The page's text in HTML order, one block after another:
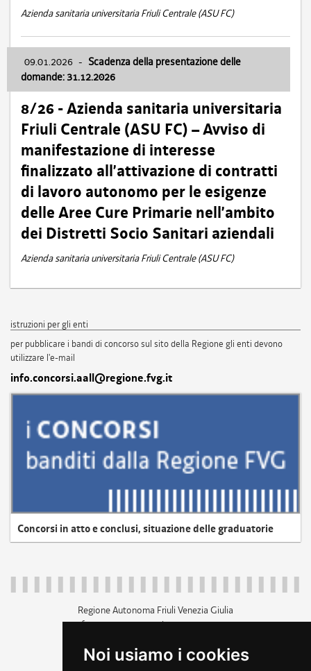
Noi usiamo i cookies
Azienda sanitaria universitaria Friuli Centrale (ASU FC)
09.01.2026 - Scadenza della presentazione delle
domande: 31.12.2026
8/26 - Azienda sanitaria universitaria
Friuli Centrale (ASU FC) – Avviso di
manifestazione di interesse
finalizzato all’attivazione di contratti
di lavoro autonomo per le esigenze
delle Aree Cure Primarie nell’ambito
dei Distretti Socio Sanitari aziendali
Azienda sanitaria universitaria Friuli Centrale (ASU FC)
istruzioni per gli enti
per pubblicare i bandi di concorso sul sito della Regione gli enti devono
utilizzare l'e-mail
info.concorsi.aall@regione.fvg.it
Concorsi in atto e conclusi, situazione delle graduatorie
Regione Autonoma Friuli Venezia Giulia
c.f. 80014930327; p.iva 00526040324
+39 040 3771111